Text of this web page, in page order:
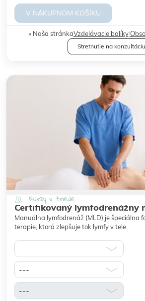
V NÁKUPNOM KOŠÍKU
Naša stránkaVzdelávacie balíky|
Stretnutie na konzultáciu
Kurzy v triede
Certifikovaný lymfodrenážny
Manuálna lymfodrenáž (MLD) je špeciálna
terapie, ktorá zlepšuje tok lymfy v tele.